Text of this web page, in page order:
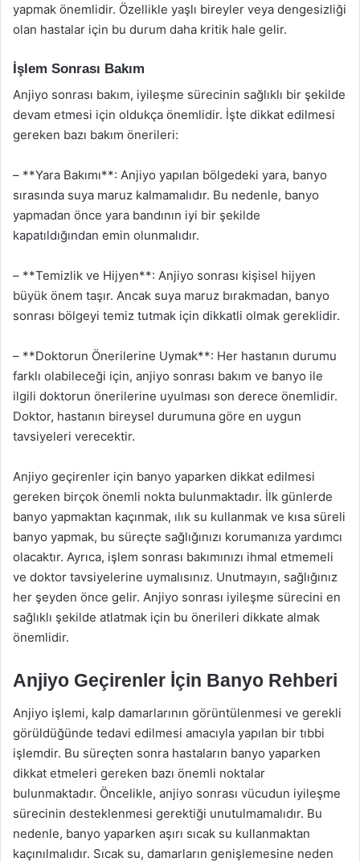
yapmak önemlidir. Özellikle yaşlı bireyler veya dengesizliği
olan hastalar için bu durum daha kritik hale gelir.
İşlem Sonrası Bakım
Anjiyo sonrası bakım, iyileşme sürecinin sağlıklı bir şekilde
devam etmesi için oldukça önemlidir. İşte dikkat edilmesi
gereken bazı bakım önerileri:
– **Yara Bakımı**: Anjiyo yapılan bölgedeki yara, banyo
sırasında suya maruz kalmamalıdır. Bu nedenle, banyo
yapmadan önce yara bandının iyi bir şekilde
kapatıldığından emin olunmalıdır.
– **Temizlik ve Hijyen**: Anjiyo sonrası kişisel hijyen
büyük önem taşır. Ancak suya maruz bırakmadan, banyo
sonrası bölgeyi temiz tutmak için dikkatli olmak gereklidir.
– **Doktorun Önerilerine Uymak**: Her hastanın durumu
farklı olabileceği için, anjiyo sonrası bakım ve banyo ile
ilgili doktorun önerilerine uyulması son derece önemlidir.
Doktor, hastanın bireysel durumuna göre en uygun
tavsiyeleri verecektir.
Anjiyo geçirenler için banyo yaparken dikkat edilmesi
gereken birçok önemli nokta bulunmaktadır. İlk günlerde
banyo yapmaktan kaçınmak, ılık su kullanmak ve kısa süreli
banyo yapmak, bu süreçte sağlığınızı korumanıza yardımcı
olacaktır. Ayrıca, işlem sonrası bakımınızı ihmal etmemeli
ve doktor tavsiyelerine uymalısınız. Unutmayın, sağlığınız
her şeyden önce gelir. Anjiyo sonrası iyileşme sürecini en
sağlıklı şekilde atlatmak için bu önerileri dikkate almak
önemlidir.
Anjiyo Geçirenler İçin Banyo Rehberi
Anjiyo işlemi, kalp damarlarının görüntülenmesi ve gerekli
görüldüğünde tedavi edilmesi amacıyla yapılan bir tıbbi
işlemdir. Bu süreçten sonra hastaların banyo yaparken
dikkat etmeleri gereken bazı önemli noktalar
bulunmaktadır. Öncelikle, anjiyo sonrası vücudun iyileşme
sürecinin desteklenmesi gerektiği unutulmamalıdır. Bu
nedenle, banyo yaparken aşırı sıcak su kullanmaktan
kaçınılmalıdır. Sıcak su, damarların genişlemesine neden